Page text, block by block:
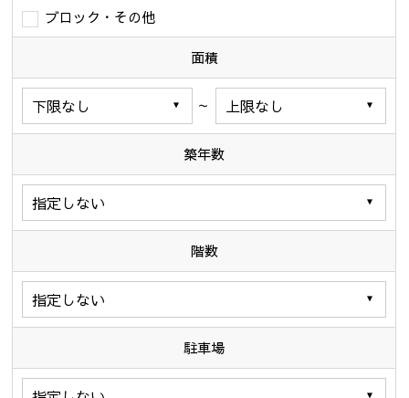
ブロック・その他
面積
～
築年数
階数
駐車場